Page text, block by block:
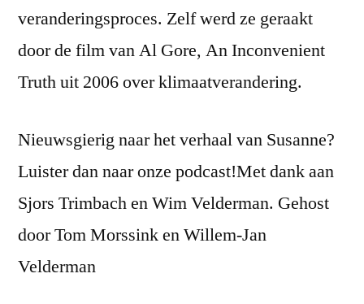
veranderingsproces. Zelf werd ze geraakt
door de film van Al Gore, An Inconvenient
Truth uit 2006 over klimaatverandering.
Nieuwsgierig naar het verhaal van Susanne?
Luister dan naar onze podcast!Met dank aan
Sjors Trimbach en Wim Velderman. Gehost
door Tom Morssink en Willem-Jan
Velderman